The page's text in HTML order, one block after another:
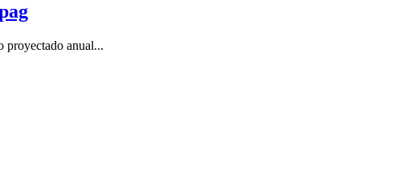
proyectado anual...